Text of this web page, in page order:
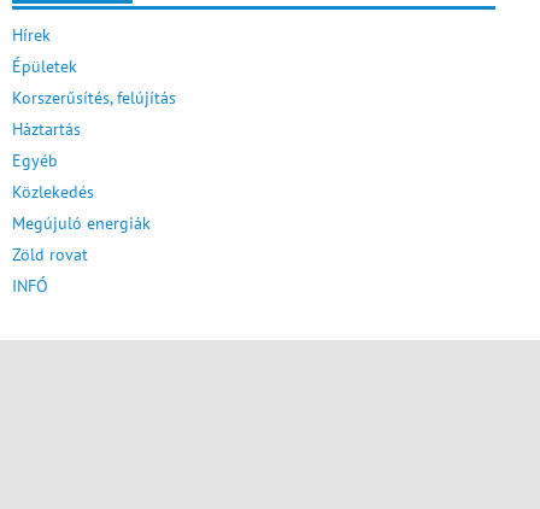
Hírek
Épületek
Korszerűsítés, felújítás
Háztartás
Egyéb
Közlekedés
Megújuló energiák
Zöld rovat
INFÓ